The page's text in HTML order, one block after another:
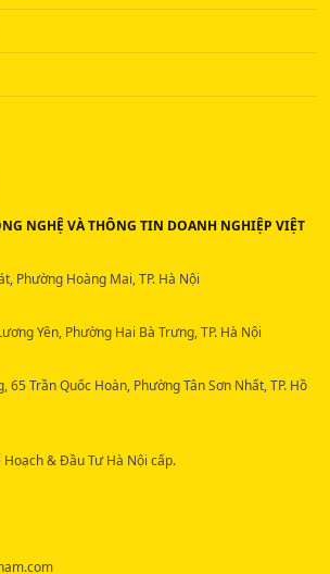
NGHỆ VÀ THÔNG TIN DOANH NGHIỆP VIỆT
Phường Hoàng Mai, TP. Hà Nội
Yên, Phường Hai Bà Trưng, TP. Hà Nội
65 Trần Quốc Hoàn, Phường Tân Sơn Nhất, TP. Hồ
Hoạch & Đầu Tư Hà Nội cấp.